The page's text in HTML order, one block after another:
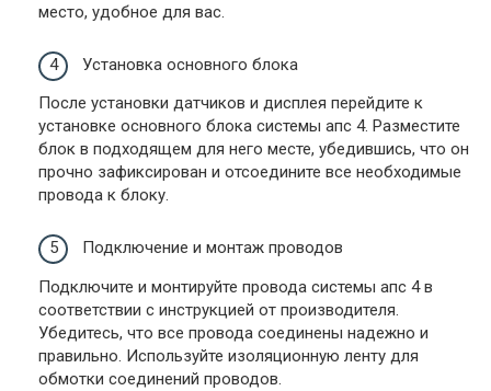
место, удобное для вас.
Установка основного блока
После установки датчиков и дисплея перейдите к
установке основного блока системы апс 4. Разместите
блок в подходящем для него месте, убедившись, что он
прочно зафиксирован и отсоедините все необходимые
провода к блоку.
Подключение и монтаж проводов
Подключите и монтируйте провода системы апс 4 в
соответствии с инструкцией от производителя.
Убедитесь, что все провода соединены надежно и
правильно. Используйте изоляционную ленту для
обмотки соединений проводов.